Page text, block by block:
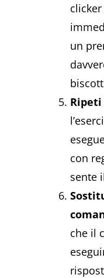
un
Ripeti
con
sente
che il